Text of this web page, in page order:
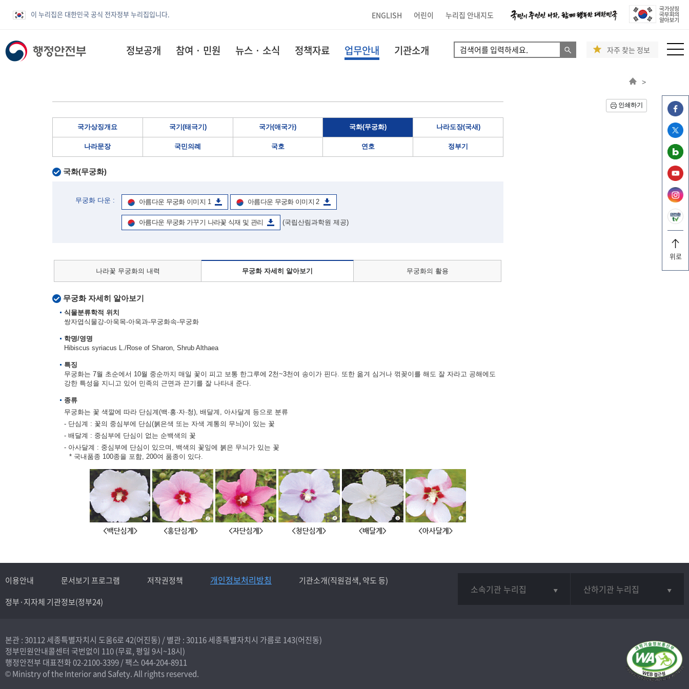
이 누리집은 대한민국 공식 전자정부 누리집입니다. ENGLISH 어린이 누리집 안내지도
위로
정보공개 참여 · 민원 뉴스 · 소식 정책자료 업무안내 기관소개 자주 찾는 정보
>
인쇄하기
국가상징개요 국기(태극기) 국가(애국가) 국화(무궁화) 나라도장(국새)
나라문장 국민의례 국호 연호 정부기
국화(무궁화)
무궁화 다운 : 아름다운 무궁화 이미지 1 아름다운 무궁화 이미지 2
아름다운 무궁화 가꾸기 나라꽃 식재 및 관리 (국립산림과학원 제공)
나라꽃 무궁화의 내력 무궁화 자세히 알아보기 무궁화의 활용
무궁화 자세히 알아보기
식물분류학적 위치
쌍자엽식물강-아욱목-아욱과-무궁화속-무궁화
학명/영명
Hibiscus syriacus L./Rose of Sharon, Shrub Althaea
특징
무궁화는 7월 초순에서 10월 중순까지 매일 꽃이 피고 보통 한그루에 2천~3천여 송이가 핀다. 또한 옮겨 심거나 꺾꽂이를 해도 잘 자라고 공해에도
강한 특성을 지니고 있어 민족의 근면과 끈기를 잘 나타내 준다.
종류
무궁화는 꽃 색깔에 따라 단심계(백·홍·자·청), 배달계, 아사달계 등으로 분류
- 단심계 : 꽃의 중심부에 단심(붉은색 또는 자색 계통의 무늬)이 있는 꽃
- 배달계 : 중심부에 단심이 없는 순백색의 꽃
- 아사달계 : 중심부에 단심이 있으며, 백색의 꽃잎에 붉은 무늬가 있는 꽃
* 국내품종 100종을 포함, 200여 품종이 있다.
이용안내 문서보기 프로그램 저작권정책 개인정보처리방침
기관소개(직원검색, 약도 등)
정부·지자체 기관정보(정부24)
소속기관 누리집 산하기관 누리집
본관 : 30112 세종특별자치시 도움6로 42(어진동) /별관 : 30116 세종특별자치시 가름로 143(어진동)
정부민원안내콜센터 국번없이 110(무료, 평일 9시~18시)
행정안전부 대표전화02-2100-3399/ 팩스 044-204-8911
© Ministry of the Interior and Safety. All rights reserved.